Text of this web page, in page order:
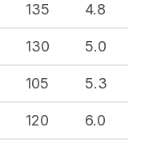
135 4.8
130 5.0
105 5.3
120 6.0